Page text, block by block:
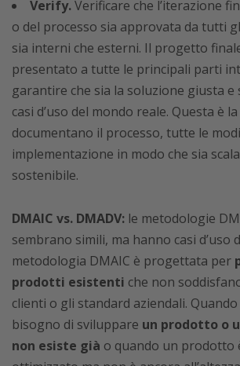
Verify.Verificare che l’iterazione
o del processo sia approvata da tutti
sia interni che esterni. Il progetto
presentato a tutte le principali parti
garantire che sia la soluzione giusta e
casi d’uso del mondo reale. Questa è
documentano il processo, tutte le
implementazione in modo che sia
sostenibile.
DMAIC vs. DMADV: le metodologie
sembrano simili, ma hanno casi d’uso
metodologia DMAIC è progettata per
prodotti esistenti che non
clienti o gli standard aziendali. Quando
bisogno di sviluppare un prodotto o
non esiste già o quando un prodotto